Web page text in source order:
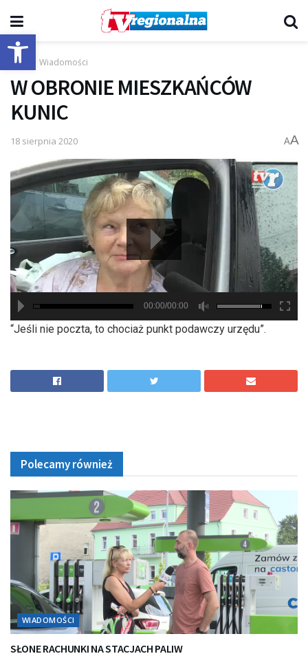
Otwórz pasek narzędzi
Start Wiadomości
W OBRONIE MIESZKAŃCÓW
KUNIC
18 sierpnia 2020 AA
00:00/00:00
“Jeśli nie poczta, to chociaż punkt podawczy urzędu”.
Polecamy również
WIADOMOŚCI
SŁONE RACHUNKI NA STACJACH PALIW